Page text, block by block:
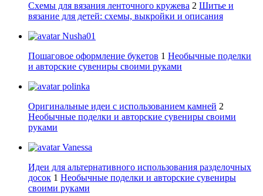
Схемы для вязания ленточного кружева 2 Шитье и
вязание для детей: схемы, выкройки и описания
Nusha01
Пошаговое оформление букетов 1 Необычные поделки
и авторские сувениры своими руками
polinka
Оригинальные идеи с использованием камней 2
Необычные поделки и авторские сувениры своими
руками
Vanessa
Идеи для альтернативного использования разделочных
досок 1 Необычные поделки и авторские сувениры
своими руками